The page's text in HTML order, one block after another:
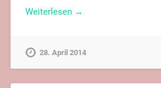
Weiterlesen →
28. April 2014